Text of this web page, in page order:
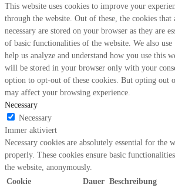
This website uses cookies to improve your
through the website. Out of these, the cookies that
necessary are stored on your browser as they are
of basic functionalities of the website. We also
help us analyze and understand how you use this
will be stored in your browser only with your
option to opt-out of these cookies. But opting out
may affect your browsing experience.
Necessary
Necessary
Immer aktiviert
Necessary cookies are absolutely essential for the
properly. These cookies ensure basic
the website, anonymously.
Cookie
Dauer Beschreibung